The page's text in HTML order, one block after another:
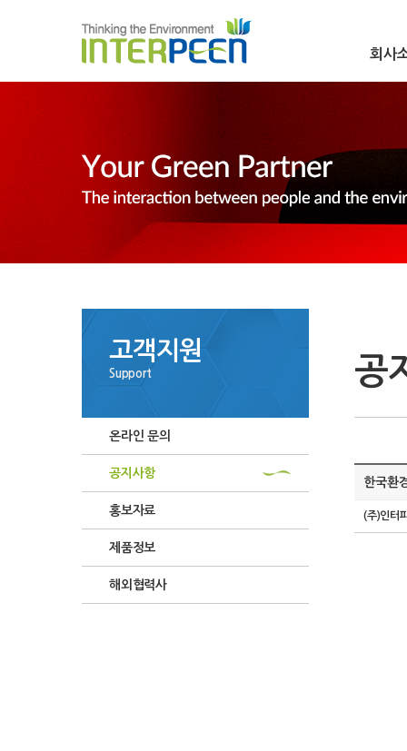
회사
고객지원
Support
온라인 문의
공지사항
홍보자료
제품정보
해외협력사
공
한국환
(주)인터